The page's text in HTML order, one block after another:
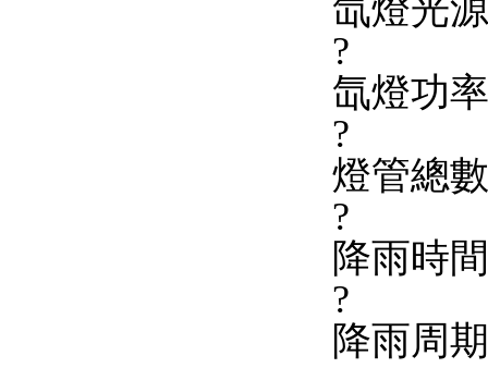
氙燈光
?
氙燈功
?
燈管總
?
降雨時
?
降雨周